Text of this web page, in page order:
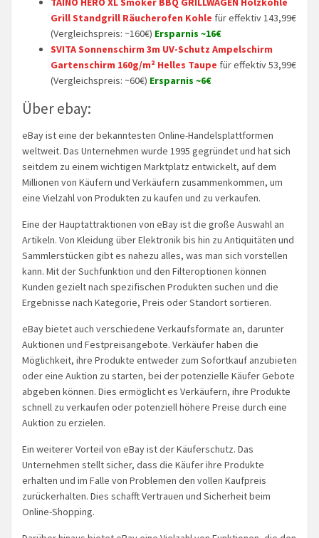
Grill Standgrill Räucherofen Kohle für effektiv 143,99€
(Vergleichspreis: ~160€) Ersparnis ~16€
SVITA Sonnenschirm 3m UV-Schutz Ampelschirm
Gartenschirm 160g/m² Helles Taupe für effektiv 53,99€
(Vergleichspreis: ~60€) Ersparnis ~6€
Über ebay:
eBay ist eine der bekanntesten Online-Handelsplattformen
weltweit. Das Unternehmen wurde 1995 gegründet und hat sich
seitdem zu einem wichtigen Marktplatz entwickelt, auf dem
Millionen von Käufern und Verkäufern zusammenkommen, um
eine Vielzahl von Produkten zu kaufen und zu verkaufen.
Eine der Hauptattraktionen von eBay ist die große Auswahl an
Artikeln. Von Kleidung über Elektronik bis hin zu Antiquitäten und
Sammlerstücken gibt es nahezu alles, was man sich vorstellen
kann. Mit der Suchfunktion und den Filteroptionen können
Kunden gezielt nach spezifischen Produkten suchen und die
Ergebnisse nach Kategorie, Preis oder Standort sortieren.
eBay bietet auch verschiedene Verkaufsformate an, darunter
Auktionen und Festpreisangebote. Verkäufer haben die
Möglichkeit, ihre Produkte entweder zum Sofortkauf anzubieten
oder eine Auktion zu starten, bei der potenzielle Käufer Gebote
abgeben können. Dies ermöglicht es Verkäufern, ihre Produkte
schnell zu verkaufen oder potenziell höhere Preise durch eine
Auktion zu erzielen.
Ein weiterer Vorteil von eBay ist der Käuferschutz. Das
Unternehmen stellt sicher, dass die Käufer ihre Produkte
erhalten und im Falle von Problemen den vollen Kaufpreis
zurückerhalten. Dies schafft Vertrauen und Sicherheit beim
Online-Shopping.